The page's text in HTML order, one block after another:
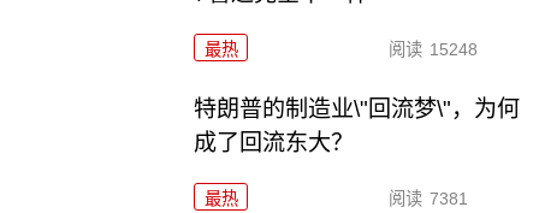
最热 阅读 15248
特朗普的制造业\"回流梦\"，为何
成了回流东大？
最热 阅读 7381